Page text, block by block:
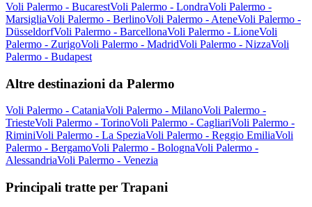
Voli Palermo - BucarestVoli Palermo - LondraVoli Palermo -
MarsigliaVoli Palermo - BerlinoVoli Palermo - AteneVoli Palermo -
DüsseldorfVoli Palermo - BarcellonaVoli Palermo - LioneVoli
Palermo - ZurigoVoli Palermo - MadridVoli Palermo - NizzaVoli
Palermo - Budapest
Altre destinazioni da Palermo
Voli Palermo - CataniaVoli Palermo - MilanoVoli Palermo -
TriesteVoli Palermo - TorinoVoli Palermo - CagliariVoli Palermo -
RiminiVoli Palermo - La SpeziaVoli Palermo - Reggio EmiliaVoli
Palermo - BergamoVoli Palermo - BolognaVoli Palermo -
AlessandriaVoli Palermo - Venezia
Principali tratte per Trapani